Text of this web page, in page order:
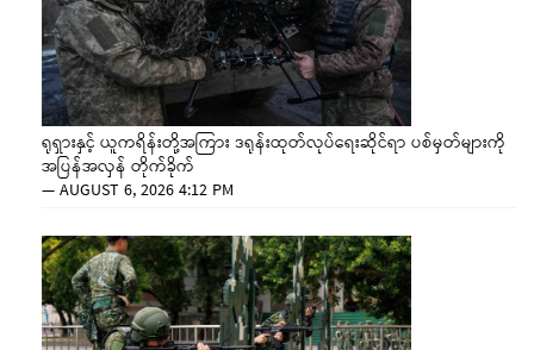
ရုရှားနှင့် ယူကရိန်းတို့အကြား ဒရုန်းထုတ်လုပ်ရေးဆိုင်ရာ ပစ်မှတ်များကို
အပြန်အလှန် တိုက်ခိုက်
—AUGUST 6, 2026 4:12 PM